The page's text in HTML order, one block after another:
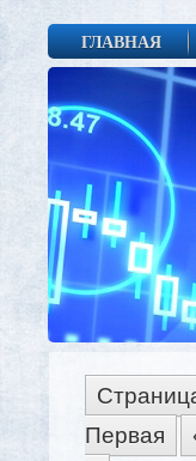
ГЛАВНАЯ
Первая